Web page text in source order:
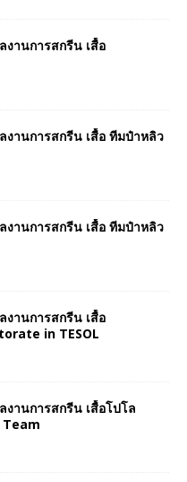
งานการสกรีน เสื้อ
งานการสกรีน เสื้อ ทีมป๋าหลิว
งานการสกรีน เสื้อ ทีมป๋าหลิว
งานการสกรีน เสื้อ
in TESOL
งานการสกรีน เสื้อโปโล